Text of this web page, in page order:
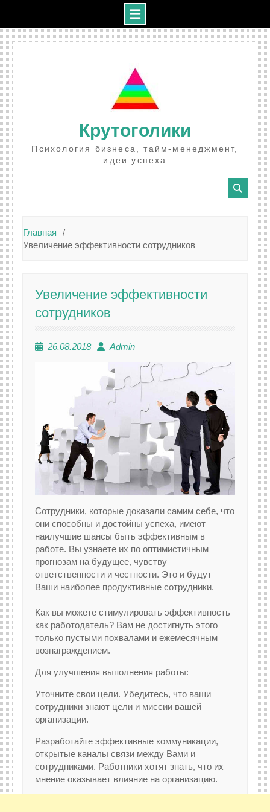
Крутоголики
Психология бизнеса, тайм-менеджмент,
идеи успеха
Главная
Увеличение эффективности сотрудников
Увеличение эффективности
сотрудников
26.08.2018 Admin
Сотрудники, которые доказали самим себе, что
они способны и достойны успеха, имеют
наилучшие шансы быть эффективным в
работе. Вы узнаете их по оптимистичным
прогнозам на будущее, чувству
ответственности и честности. Это и будут
Ваши наиболее продуктивные сотрудники.
Как вы можете стимулировать эффективность
как работодатель? Вам не достигнуть этого
только пустыми похвалами и ежемесячным
вознаграждением.
Для улучшения выполнения работы:
Уточните свои цели. Убедитесь, что ваши
сотрудники знают цели и миссии вашей
организации.
Разработайте эффективные коммуникации,
открытые каналы связи между Вами и
сотрудниками. Работники хотят знать, что их
мнение оказывает влияние на организацию.